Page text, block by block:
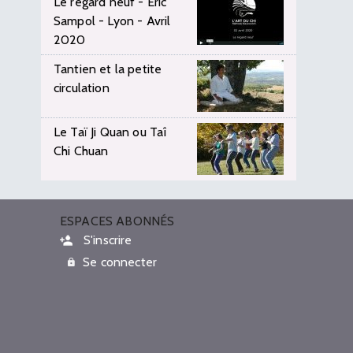
Sampol - Lyon - Avril
2020
Tantien et la petite
circulation
Le Taï Ji Quan ou Taî
Chi Chuan
ESPACES ABONNÉS
S'inscrire
Se connecter